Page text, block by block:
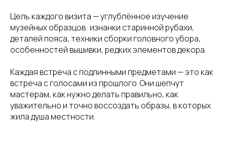
Цель каждого визита — углублённое изучение
музейных образцов: изнанки старинной рубахи,
деталей пояса, техники сборки головного убора,
особенностей вышивки, редких элементов декора.
Каждая встреча с подлинными предметами — это как
встреча с голосами из прошлого. Они шепчут
мастерам, как нужно делать правильно, как
уважительно и точно воссоздать образы, в которых
жила душа местности.